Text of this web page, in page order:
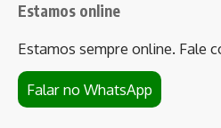
Estamos online
Estamos sempre online. Fale
Falar no WhatsApp